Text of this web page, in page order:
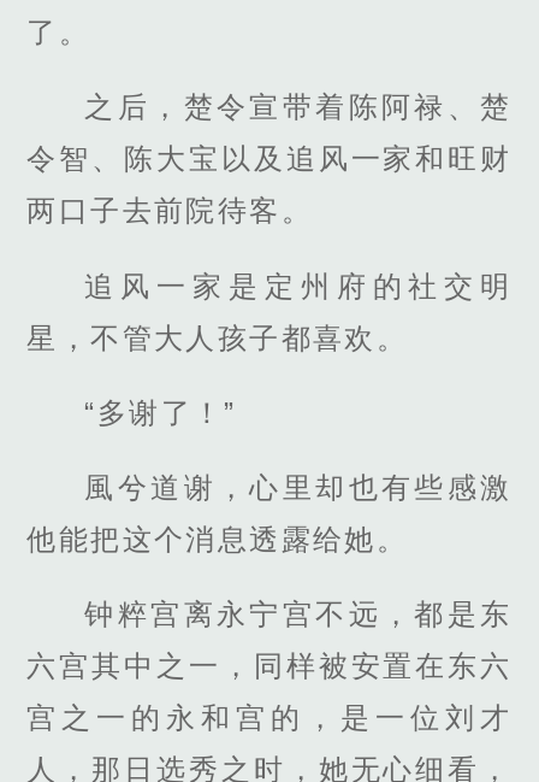
了。
之后，楚令宣带着陈阿禄、楚
令智、陈大宝以及追风一家和旺财
两口子去前院待客。
追风一家是定州府的社交明
星，不管大人孩子都喜欢。
“多谢了！”
風兮道谢，心里却也有些感激
他能把这个消息透露给她。
钟粹宫离永宁宫不远，都是东
六宫其中之一，同样被安置在东六
宫之一的永和宫的，是一位刘才
人，那日选秀之时，她无心细看，